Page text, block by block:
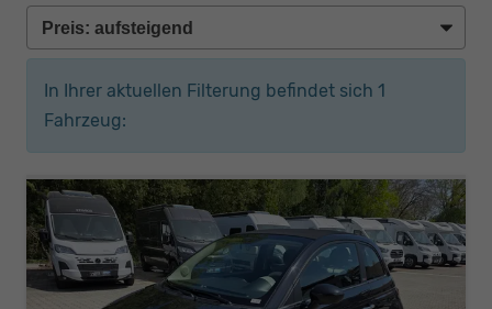
In Ihrer aktuellen Filterung befindet sich 1
Fahrzeug: